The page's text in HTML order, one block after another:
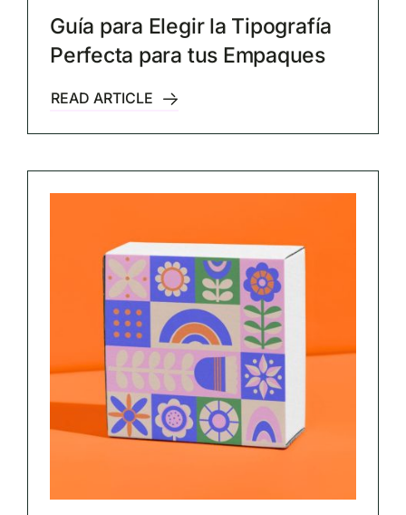
Guía para Elegir la Tipografía
Perfecta para tus Empaques
READ ARTICLE